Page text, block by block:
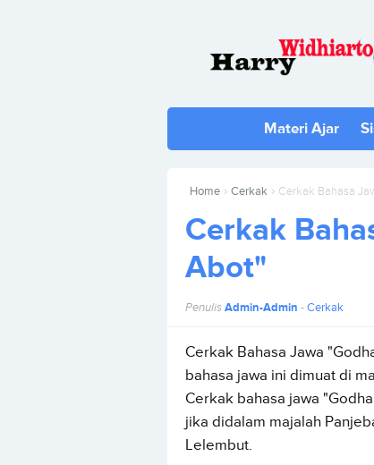
Materi Ajar
Home › Cerkak › Cerkak Bahasa
Cerkak
Abot"
PenulisAdmin-Admin -Cerkak
Cerkak Bahasa Jawa
bahasa jawa ini dimuat di
Cerkak bahasa jawa
jika didalam majalah
Lelembut.